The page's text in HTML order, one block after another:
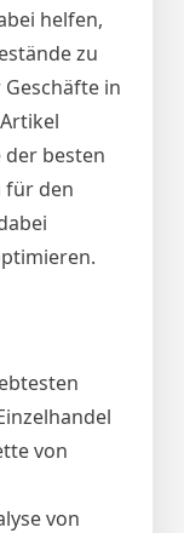
helfen,
zu
in
besten
für den
von
von